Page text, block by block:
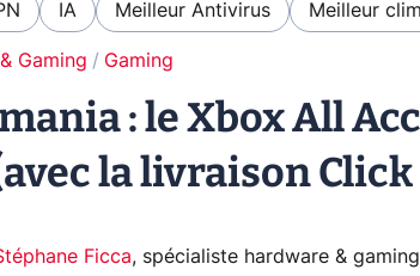
IA Meilleur Antivirus Meilleur
Gaming Gaming
: le Xbox All
la livraison Click
Ficca, spécialiste hardware & gaming